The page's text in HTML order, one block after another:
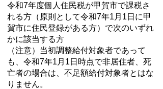
令和7年度個人住民税が甲賀市で課税さ
れる方（原則として令和7年1月1日に甲
賀市に住民登録がある方）で次のいずれ
かに該当する方
（注意）当初調整給付対象者であって
も、令和7年1月1日時点で非居住者、死
亡者の場合は、不足額給付対象者とはな
りません。